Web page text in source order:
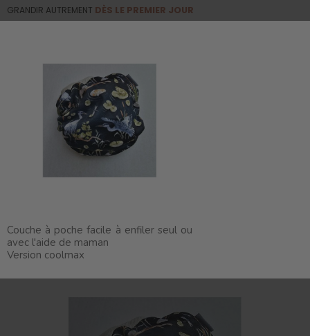
GRANDIR AUTREMENT DÈS LE PREMIER JOUR
Couche à poche facile à enfiler seul ou
avec l'aide de maman
Version coolmax